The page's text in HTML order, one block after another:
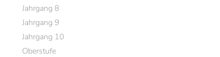
Jahrgang 8
Jahrgang 9
Jahrgang 10
Oberstufe